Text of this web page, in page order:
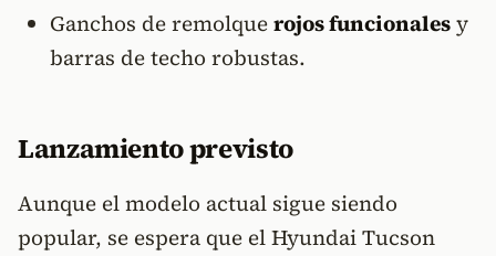
Ganchos de remolquerojos funcionalesy
barras de techo robustas.
Lanzamiento previsto
Aunque el modelo actual sigue siendo
popular, se espera que el Hyundai Tucson